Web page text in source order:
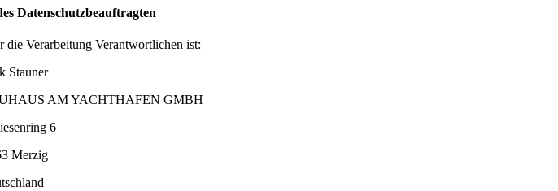
Datenschutzbeauftragten
die Verarbeitung Verantwortlichen ist:
Stauner
AM YACHTHAFEN GMBH
6
Merzig